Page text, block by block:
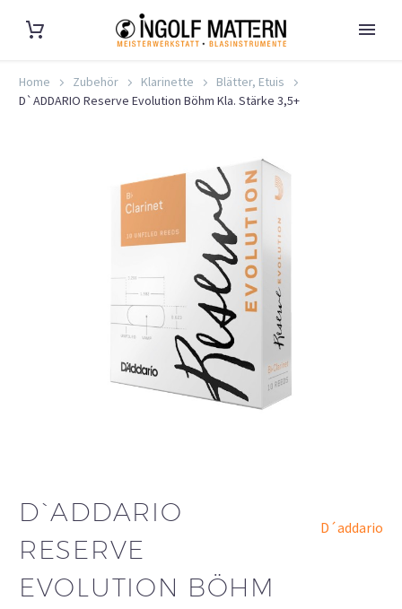
Home Zubehör Klarinette
Blätter, Etuis
D`ADDARIO Reserve Evolution Böhm Kla. Stärke 3,5+
D`ADDARIO
RESERVE
EVOLUTION BÖHM
D´addario